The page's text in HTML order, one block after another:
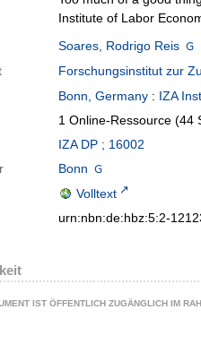
Institute of Labor
Soares, Rodrigo Reis
Forschungsinstitut zur
Bonn, Germany : IZA
1 Online-Ressource (44
IZA DP ; 16002
Bonn
Volltext
urn:nbn:de:hbz:5:2-
IST ÖFFENTLICH ZUGÄNGLICH IM